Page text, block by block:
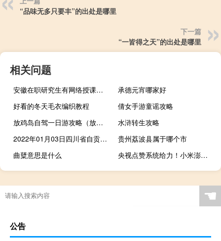
“品味无多只要丰”的出处是哪里
下一篇
“一皆得之天”的出处是哪里
相关问题
安徽在职研究生有网络授课班吗
承德元宵哪家好
好看的冬天毛衣编织教程
倩女手游童谣攻略
放鸡岛自驾一日游攻略（放鸡岛）
水浒转生攻略
2022年01月03日四川省自贡疫情风险地区名单高、中、低风险数据消息
贵州荔波县属于哪个市
曲糵意思是什么
央视点赞系统给力！小米澎湃OS开发版首批机型11月中下旬推送
☚
公告